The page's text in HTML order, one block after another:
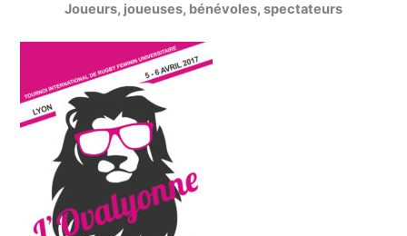
Joueurs, joueuses, bénévoles, spectateurs